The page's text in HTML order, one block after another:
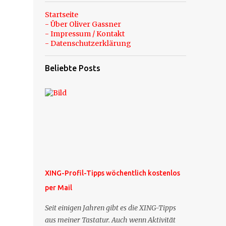
Startseite
- Über Oliver Gassner
- Impressum / Kontakt
- Datenschutzerklärung
Beliebte Posts
XING-Profil-Tipps wöchentlich kostenlos
per Mail
Seit einigen Jahren gibt es die XING-Tipps
aus meiner Tastatur. Auch wenn Aktivität